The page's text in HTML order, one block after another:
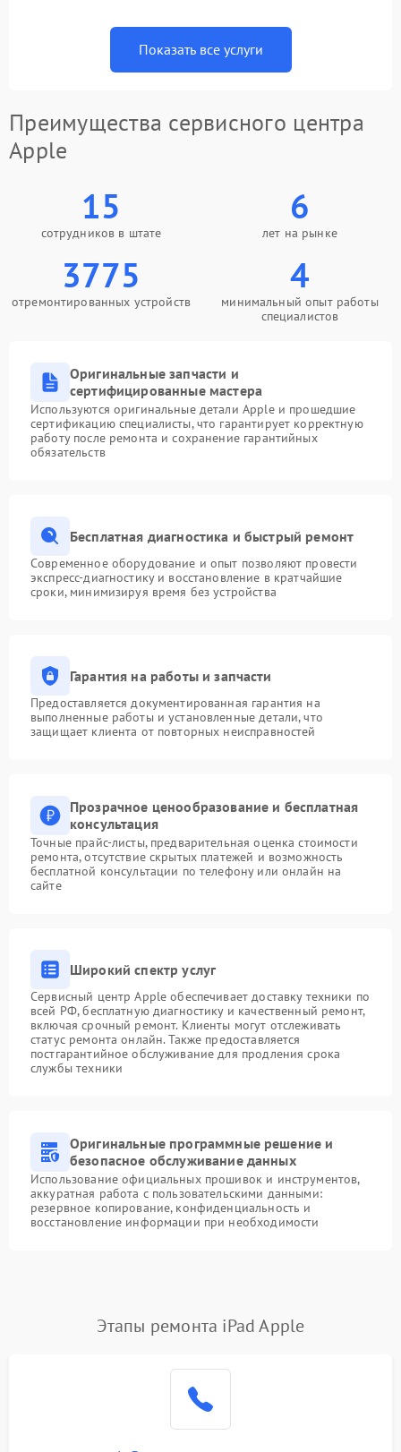
Показать все услуги
Преимущества сервисного центра
Apple
15
сотрудников в штате
6
лет на рынке
3775
отремонтированных устройств
4
минимальный опыт работы
специалистов
Оригинальные запчасти и
сертифицированные мастера
Используются оригинальные детали Apple и прошедшие
сертификацию специалисты, что гарантирует корректную
работу после ремонта и сохранение гарантийных
обязательств
Бесплатная диагностика и быстрый ремонт
Современное оборудование и опыт позволяют провести
экспресс-диагностику и восстановление в кратчайшие
сроки, минимизируя время без устройства
Гарантия на работы и запчасти
Предоставляется документированная гарантия на
выполненные работы и установленные детали, что
защищает клиента от повторных неисправностей
Прозрачное ценообразование и бесплатная
консультация
Точные прайс-листы, предварительная оценка стоимости
ремонта, отсутствие скрытых платежей и возможность
бесплатной консультации по телефону или онлайн на
сайте
Широкий спектр услуг
Сервисный центр Apple обеспечивает доставку техники по
всей РФ, бесплатную диагностику и качественный ремонт,
включая срочный ремонт. Клиенты могут отслеживать
статус ремонта онлайн. Также предоставляется
постгарантийное обслуживание для продления срока
службы техники
Оригинальные программные решение и
безопасное обслуживание данных
Использование официальных прошивок и инструментов,
аккуратная работа с пользовательскими данными:
резервное копирование, конфиденциальность и
восстановление информации при необходимости
Этапы ремонта iPad Apple